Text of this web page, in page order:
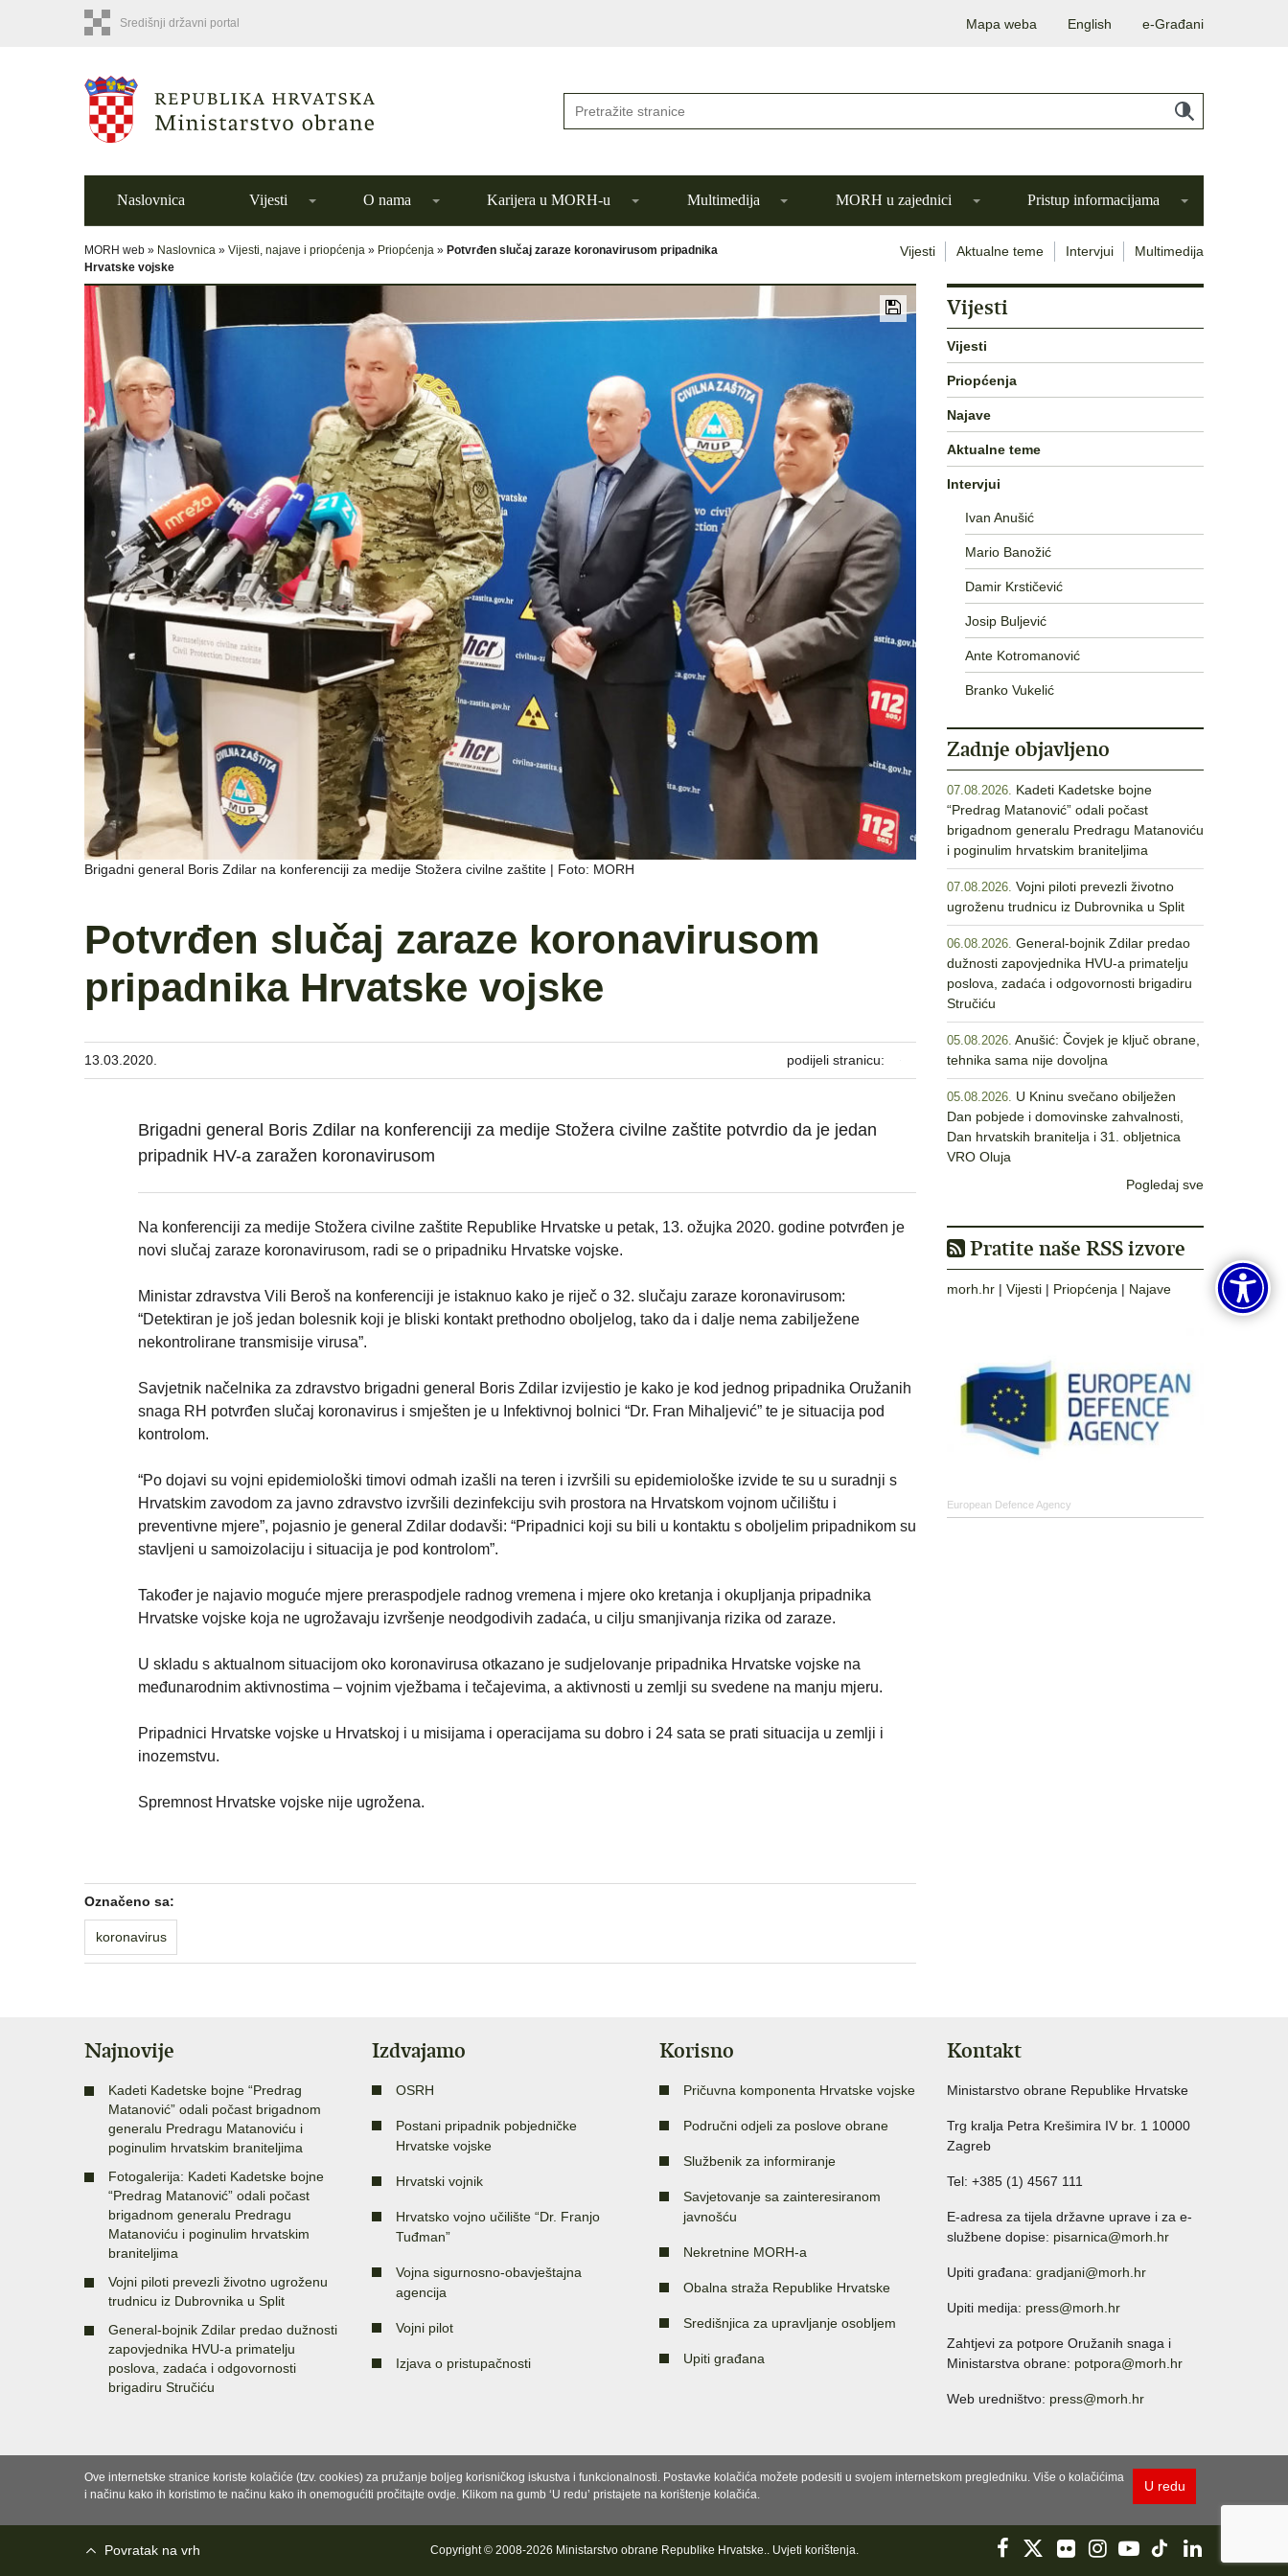
Središnji državni portal Mapa weba English e-Građani
Naslovnica Vijesti O nama Karijera u MORH-u Multimedija MORH u zajednici Pristup informacijama
MORH web » Naslovnica » Vijesti, najave i priopćenja » Priopćenja » Potvrđen slučaj zaraze koronavirusom pripadnika
Hrvatske vojske
Vijesti Aktualne teme Intervjui Multimedija
Brigadni general Boris Zdilar na konferenciji za medije Stožera civilne zaštite | Foto: MORH
Potvrđen slučaj zaraze koronavirusom
pripadnika Hrvatske vojske
13.03.2020. podijeli stranicu:
Brigadni general Boris Zdilar na konferenciji za medije Stožera civilne zaštite potvrdio da je jedan
pripadnik HV-a zaražen koronavirusom
Na konferenciji za medije Stožera civilne zaštite Republike Hrvatske u petak, 13. ožujka 2020. godine potvrđen je
novi slučaj zaraze koronavirusom, radi se o pripadniku Hrvatske vojske.
Ministar zdravstva Vili Beroš na konferenciji je istaknuo kako je riječ o 32. slučaju zaraze koronavirusom:
“Detektiran je još jedan bolesnik koji je bliski kontakt prethodno oboljelog, tako da i dalje nema zabilježene
nekontrolirane transmisije virusa”.
Savjetnik načelnika za zdravstvo brigadni general Boris Zdilar izvijestio je kako je kod jednog pripadnika Oružanih
snaga RH potvrđen slučaj koronavirus i smješten je u Infektivnoj bolnici “Dr. Fran Mihaljević” te je situacija pod
kontrolom.
“Po dojavi su vojni epidemiološki timovi odmah izašli na teren i izvršili su epidemiološke izvide te su u suradnji s
Hrvatskim zavodom za javno zdravstvo izvršili dezinfekciju svih prostora na Hrvatskom vojnom učilištu i
preventivne mjere”, pojasnio je general Zdilar dodavši: “Pripadnici koji su bili u kontaktu s oboljelim pripadnikom su
stavljeni u samoizolaciju i situacija je pod kontrolom”.
Također je najavio moguće mjere preraspodjele radnog vremena i mjere oko kretanja i okupljanja pripadnika
Hrvatske vojske koja ne ugrožavaju izvršenje neodgodivih zadaća, u cilju smanjivanja rizika od zaraze.
U skladu s aktualnom situacijom oko koronavirusa otkazano je sudjelovanje pripadnika Hrvatske vojske na
međunarodnim aktivnostima – vojnim vježbama i tečajevima, a aktivnosti u zemlji su svedene na manju mjeru.
Pripadnici Hrvatske vojske u Hrvatskoj i u misijama i operacijama su dobro i 24 sata se prati situacija u zemlji i
inozemstvu.
Spremnost Hrvatske vojske nije ugrožena.
Označeno sa:
koronavirus
Vijesti
Vijesti
Priopćenja
Najave
Aktualne teme
Intervjui
Ivan Anušić
Mario Banožić
Damir Krstičević
Josip Buljević
Ante Kotromanović
Branko Vukelić
Zadnje objavljeno
07.08.2026. Kadeti Kadetske bojne
“Predrag Matanović” odali počast
brigadnom generalu Predragu Matanoviću
i poginulim hrvatskim braniteljima
07.08.2026. Vojni piloti prevezli životno
ugroženu trudnicu iz Dubrovnika u Split
06.08.2026. General-bojnik Zdilar predao
dužnosti zapovjednika HVU-a primatelju
poslova, zadaća i odgovornosti brigadiru
Stručiću
05.08.2026. Anušić: Čovjek je ključ obrane,
tehnika sama nije dovoljna
05.08.2026. U Kninu svečano obilježen
Dan pobjede i domovinske zahvalnosti,
Dan hrvatskih branitelja i 31. obljetnica
VRO Oluja
Pogledaj sve
Pratite naše RSS izvore
morh.hr | Vijesti | Priopćenja | Najave
European Defence Agency
Najnovije
Kadeti Kadetske bojne “Predrag
Matanović” odali počast brigadnom
generalu Predragu Matanoviću i
poginulim hrvatskim braniteljima
Fotogalerija: Kadeti Kadetske bojne
“Predrag Matanović” odali počast
brigadnom generalu Predragu
Matanoviću i poginulim hrvatskim
braniteljima
Vojni piloti prevezli životno ugroženu
trudnicu iz Dubrovnika u Split
General-bojnik Zdilar predao dužnosti
zapovjednika HVU-a primatelju
poslova, zadaća i odgovornosti
brigadiru Stručiću
Izdvajamo
OSRH
Postani pripadnik pobjedničke
Hrvatske vojske
Hrvatski vojnik
Hrvatsko vojno učilište “Dr. Franjo
Tuđman”
Vojna sigurnosno-obavještajna
agencija
Vojni pilot
Izjava o pristupačnosti
Korisno
Pričuvna komponenta Hrvatske vojske
Područni odjeli za poslove obrane
Službenik za informiranje
Savjetovanje sa zainteresiranom
javnošću
Nekretnine MORH-a
Obalna straža Republike Hrvatske
Središnjica za upravljanje osobljem
Upiti građana
Kontakt
Ministarstvo obrane Republike Hrvatske
Trg kralja Petra Krešimira IV br. 1 10000
Zagreb
Tel: +385 (1) 4567 111
E-adresa za tijela državne uprave i za e-
službene dopise: pisarnica@morh.hr
Upiti građana: gradjani@morh.hr
Upiti medija: press@morh.hr
Zahtjevi za potpore Oružanih snaga i
Ministarstva obrane: potpora@morh.hr
Web uredništvo: press@morh.hr
U redu
Ove internetske stranice koriste kolačiće (tzv. cookies) za pružanje boljeg korisničkog iskustva i funkcionalnosti. Postavke kolačića možete podesiti u svojem internetskom pregledniku. Više o kolačićima
i načinu kako ih koristimo te načinu kako ih onemogućiti pročitajte ovdje. Klikom na gumb ‘U redu’ pristajete na korištenje kolačića.
Povratak na vrh Copyright © 2008-2026 Ministarstvo obrane Republike Hrvatske.. Uvjeti korištenja.